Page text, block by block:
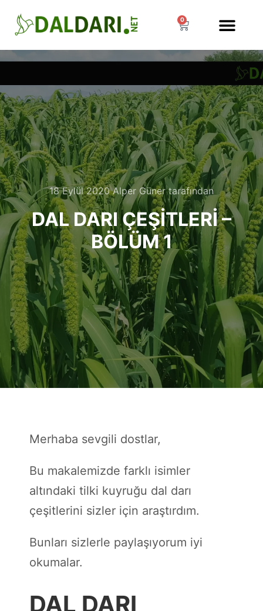
0
18 Eylül 2020 Alper Günertarafından
DAL DARI ÇEŞITLERI –
BÖLÜM 1
Merhaba sevgili dostlar,
Bu makalemizde farklı isimler
altındaki tilki kuyruğu dal darı
çeşitlerini sizler için araştırdım.
Bunları sizlerle paylaşıyorum iyi
okumalar.
DAL DARI